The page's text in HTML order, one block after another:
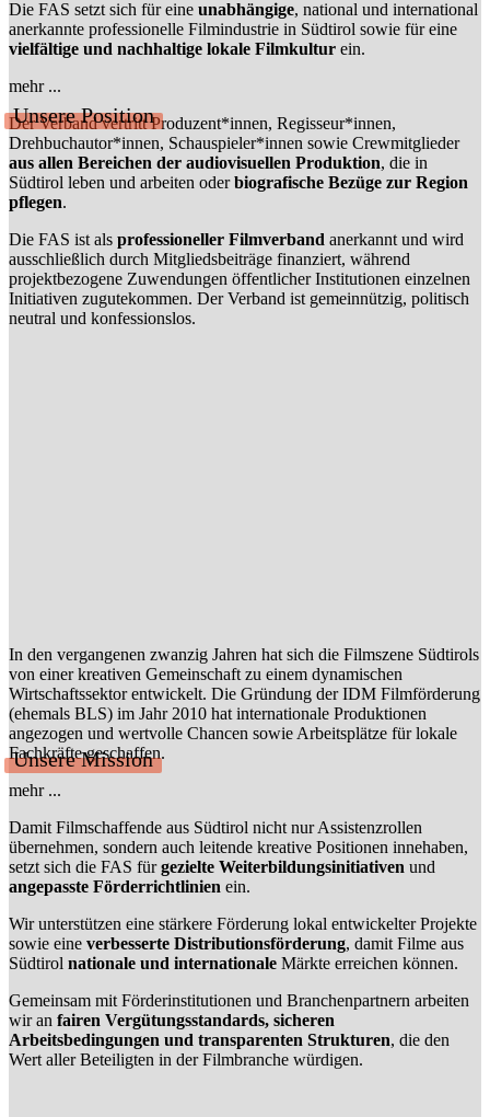
Unsere Position
Die FAS setzt sich für eine unabhängige, national und international
anerkannte professionelle Filmindustrie in Südtirol sowie für eine
vielfältige und nachhaltige lokale Filmkultur ein.
mehr ...
Der Verband vertritt Produzent*innen, Regisseur*innen,
Drehbuchautor*innen, Schauspieler*innen sowie Crewmitglieder
aus allen Bereichen der audiovisuellen Produktion, die in
Südtirol leben und arbeiten oderbiografische Bezüge zur Region
pflegen.
Die FAS ist als professioneller Filmverband anerkannt und wird
ausschließlich durch Mitgliedsbeiträge finanziert, während
projektbezogene Zuwendungen öffentlicher Institutionen einzelnen
Initiativen zugutekommen. Der Verband ist gemeinnützig, politisch
neutral und konfessionslos.
Unsere Mission
In den vergangenen zwanzig Jahren hat sich die Filmszene Südtirols
von einer kreativen Gemeinschaft zu einem dynamischen
Wirtschaftssektor entwickelt. Die Gründung der IDM Filmförderung
(ehemals BLS) im Jahr 2010 hat internationale Produktionen
angezogen und wertvolle Chancen sowie Arbeitsplätze für lokale
Fachkräfte geschaffen.
mehr ...
Damit Filmschaffende aus Südtirol nicht nur Assistenzrollen
übernehmen, sondern auch leitende kreative Positionen innehaben,
setzt sich die FAS fürgezielte Weiterbildungsinitiativen und
angepasste Förderrichtlinien ein.
Wir unterstützen eine stärkere Förderung lokal entwickelter Projekte
sowie eine verbesserte Distributionsförderung, damit Filme aus
Südtirol nationale und internationale Märkte erreichen können.
Gemeinsam mit Förderinstitutionen und Branchenpartnern arbeiten
wir an fairen Vergütungsstandards, sicheren
Arbeitsbedingungen und transparenten Strukturen, die den
Wert aller Beteiligten in der Filmbranche würdigen.